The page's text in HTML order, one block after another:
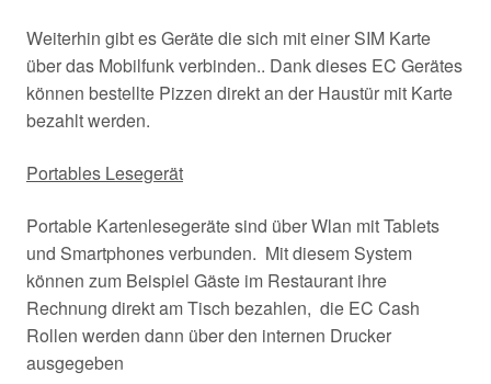
Weiterhin gibt es Geräte die sich mit einer SIM Karte
über das Mobilfunk verbinden.. Dank dieses EC Gerätes
können bestellte Pizzen direkt an der Haustür mit Karte
bezahlt werden.
Portables Lesegerät
Portable Kartenlesegeräte sind über Wlan mit Tablets
und Smartphones verbunden. Mit diesem System
können zum Beispiel Gäste im Restaurant ihre
Rechnung direkt am Tisch bezahlen, die EC Cash
Rollen werden dann über den internen Drucker
ausgegeben